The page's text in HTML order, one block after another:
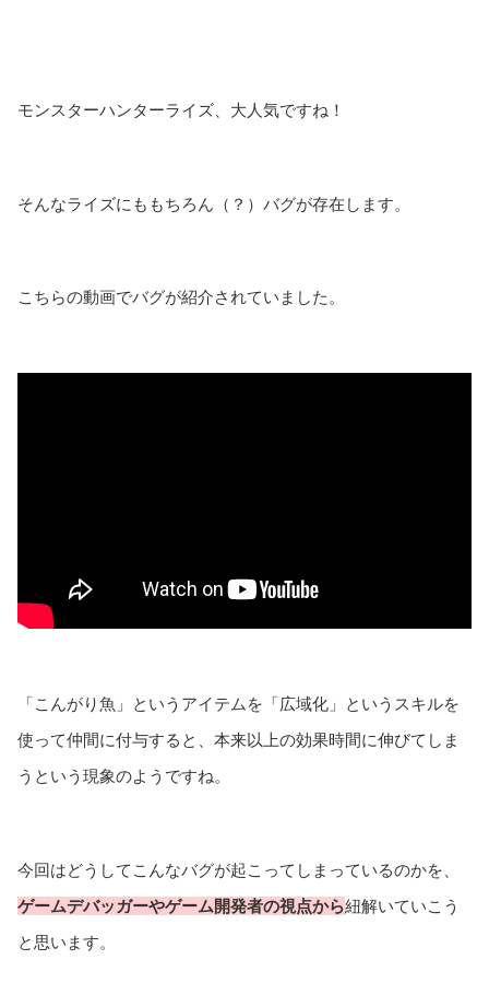
モンスターハンターライズ、大人気ですね！
そんなライズにももちろん（？）バグが存在します。
こちらの動画でバグが紹介されていました。
「こんがり魚」というアイテムを「広域化」というスキルを
使って仲間に付与すると、本来以上の効果時間に伸びてしま
うという現象のようですね。
今回はどうしてこんなバグが起こってしまっているのかを、
ゲームデバッガーやゲーム開発者の視点から紐解いていこう
と思います。